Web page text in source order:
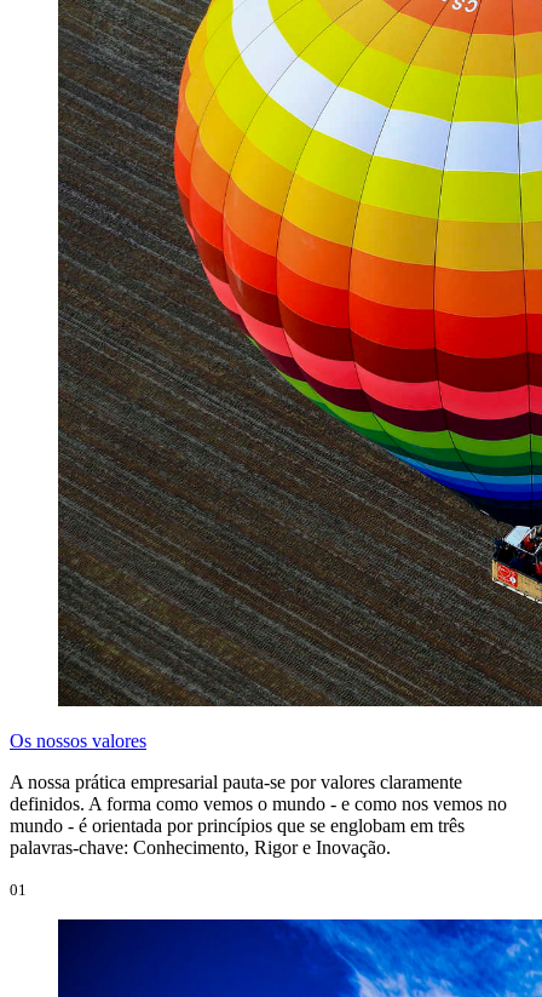
Os nossos valores
A nossa prática empresarial pauta-se por valores claramente
definidos. A forma como vemos o mundo - e como nos vemos no
mundo - é orientada por princípios que se englobam em três
palavras-chave: Conhecimento, Rigor e Inovação.
01